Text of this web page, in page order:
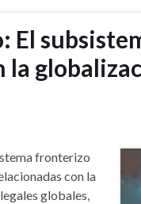
El
fronterizo
con la
globales,